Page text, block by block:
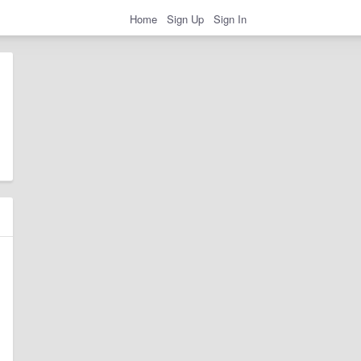
Home Sign Up Sign In